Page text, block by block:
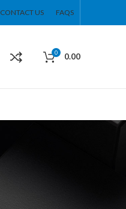
CONTACT US FAQS
0 0.00